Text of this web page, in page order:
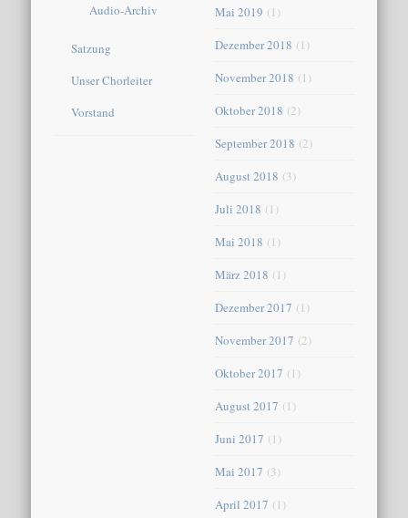
Audio-Archiv
Satzung
Unser Chorleiter
Vorstand
Mai 2019 (1)
Dezember 2018 (1)
November 2018 (1)
Oktober 2018 (2)
September 2018 (2)
August 2018 (3)
Juli 2018 (1)
Mai 2018 (1)
März 2018 (1)
Dezember 2017 (1)
November 2017 (2)
Oktober 2017 (1)
August 2017 (1)
Juni 2017 (1)
Mai 2017 (3)
April 2017 (1)